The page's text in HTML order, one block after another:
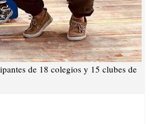
de 18 colegios y 15 clubes de